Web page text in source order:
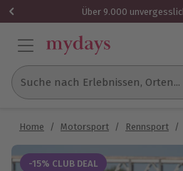
Über 9.000
Suche nach Erlebnissen, Orten...
Home / Motorsport / Rennsport /
-15% CLUB DEAL